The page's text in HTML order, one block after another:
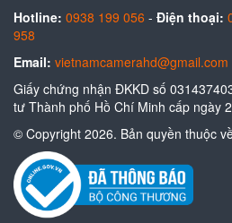
Hotline: 0938 199 056 - Điện thoại:
958
Email: vietnamcamerahd@gmail.com
Giấy chứng nhận ĐKKD số
tư Thành phố Hồ Chí Minh cấp ngày
© Copyright 2026. Bản quyền thuộc